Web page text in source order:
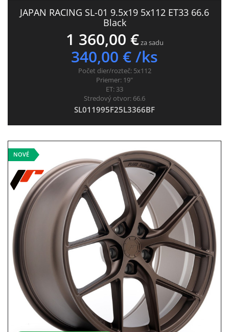
JAPAN RACING SL-01 9.5x19 5x112 ET33 66.6
Black
1 360,00 €za sadu
340,00 € /ks
Počet dier/rozteč: 5x112
Priemer: 19"
ET: 33
Stredový otvor: 66.6
SL011995F25L3366BF
NOVÉ